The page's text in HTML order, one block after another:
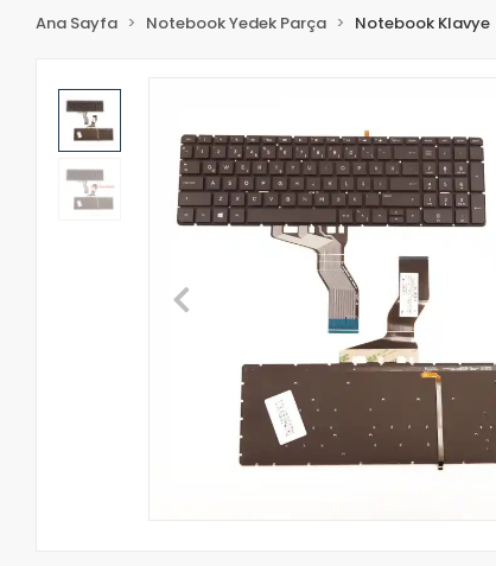
Ana Sayfa Notebook Yedek Parça Notebook Klavye